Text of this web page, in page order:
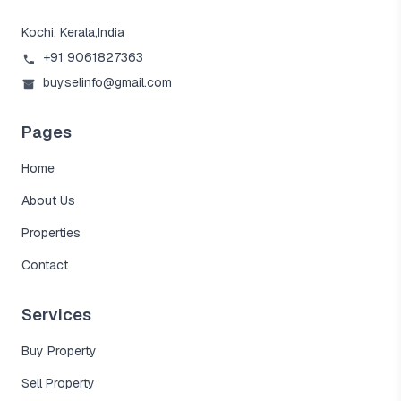
Kochi, Kerala,India
+91 9061827363
buyselinfo@gmail.com
Pages
Home
About Us
Properties
Contact
Services
Buy Property
Sell Property